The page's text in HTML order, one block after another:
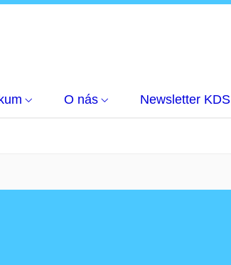
O nás Newsletter KDS